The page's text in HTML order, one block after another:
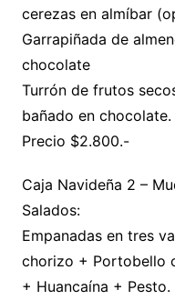
cerezas en almíbar
Garrapiñada de
chocolate
Turrón de frutos
bañado en chocolate.
Precio $2.800.-
Caja Navideña 2 –
Salados:
Empanadas en tres
chorizo + Portobello
+ Huancaína + Pesto.